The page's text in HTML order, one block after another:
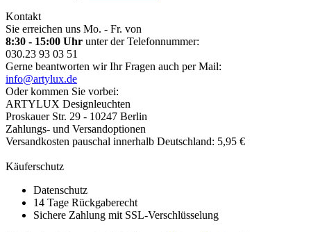
Kontakt
Sie erreichen uns Mo. - Fr. von
8:30 - 15:00 Uhr unter der Telefonnummer:
030.23 93 03 51
Gerne beantworten wir Ihr Fragen auch per Mail:
info@artylux.de
Oder kommen Sie vorbei:
ARTYLUX Designleuchten
Proskauer Str. 29 - 10247 Berlin
Zahlungs- und Versandoptionen
Versandkosten pauschal innerhalb Deutschland: 5,95 €
Käuferschutz
Datenschutz
14 Tage Rückgaberecht
Sichere Zahlung mit SSL-Verschlüsselung